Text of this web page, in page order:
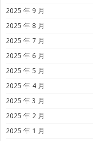
2025 年 9 月
2025 年 8 月
2025 年 7 月
2025 年 6 月
2025 年 5 月
2025 年 4 月
2025 年 3 月
2025 年 2 月
2025 年 1 月